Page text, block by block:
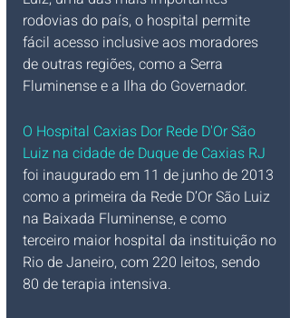
rodovias do país, o hospital permite
fácil acesso inclusive aos moradores
de outras regiões, como a Serra
Fluminense e a Ilha do Governador.
O Hospital Caxias Dor Rede D'Or São
Luiz na cidade de Duque de Caxias RJ
foi inaugurado em 11 de junho de 2013
como a primeira da Rede D’Or São Luiz
na Baixada Fluminense, e como
terceiro maior hospital da instituição no
Rio de Janeiro, com 220 leitos, sendo
80 de terapia intensiva.